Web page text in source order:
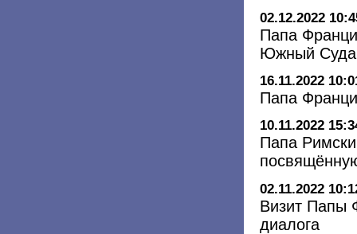
02.12.2022
Папа
Южный
16.11.2022
Папа
10.11.2022
Папа
02.11.2022
Визит Папы
диалога